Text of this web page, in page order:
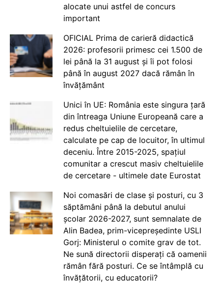
alocate unui astfel de concurs
important
OFICIAL Prima de carieră didactică
2026: profesorii primesc cei 1.500 de
lei până la 31 august și îi pot folosi
până în august 2027 dacă rămân în
învățământ
Unici în UE: România este singura țară
din întreaga Uniune Europeană care a
redus cheltuielile de cercetare,
calculate pe cap de locuitor, în ultimul
deceniu. Între 2015-2025, spațiul
comunitar a crescut masiv cheltuielile
de cercetare - ultimele date Eurostat
Noi comasări de clase și posturi, cu 3
săptămâni până la debutul anului
școlar 2026-2027, sunt semnalate de
Alin Badea, prim-vicepreședinte USLI
Gorj: Ministerul o comite grav de tot.
Ne sună directorii disperați că oamenii
rămân fără posturi. Ce se întâmplă cu
învățătorii, cu educatorii?